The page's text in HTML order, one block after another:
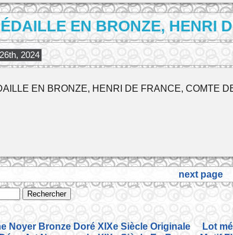
EN BRONZE, HENRI
2024
EN BRONZE, HENRI DE FRANCE, COMTE
next page
Noyer Bronze Doré XIXe Siècle Originale
Lot